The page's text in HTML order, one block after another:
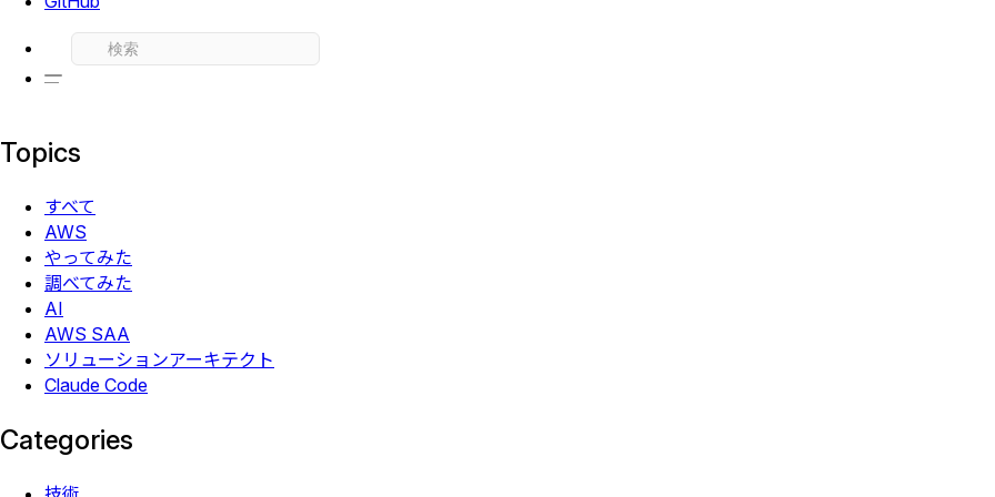
Topics
すべて
AWS
やってみた
調べてみた
AI
AWS SAA
ソリューションアーキテクト
Claude Code
Categories